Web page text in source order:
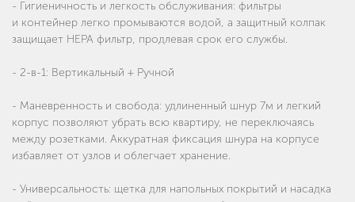
- Гигиеничность и легкость обслуживания: фильтры
и контейнер легко промываются водой, а защитный колпак
защищает НЕРА фильтр, продлевая срок его службы.
- 2-в-1: Вертикальный + Ручной
- Маневренность и свобода: удлиненный шнур 7м и легкий
корпус позволяют убрать всю квартиру, не переключаясь
между розетками. Аккуратная фиксация шнура на корпусе
избавляет от узлов и облегчает хранение.
- Универсальность: щетка для напольных покрытий и насадка